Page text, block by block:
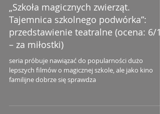
„Szkoła magicznych zwierząt.
Tajemnica szkolnego podwórka”:
przedstawienie teatralne (ocena: 6/10
– za miłostki)
seria próbuje nawiązać do popularności dużo
lepszych filmów o magicznej szkole, ale jako kino
familijne dobrze się sprawdza